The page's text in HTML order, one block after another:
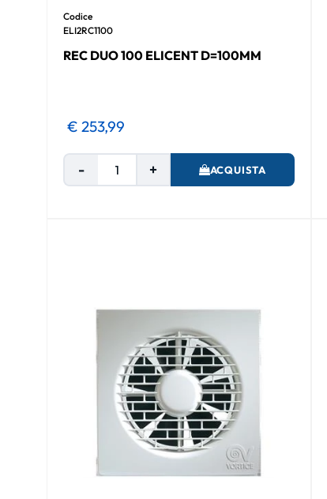
Codice
ELI2RC1100
REC DUO 100 ELICENT D=100MM
€ 253,99
Quantità ACQUISTA